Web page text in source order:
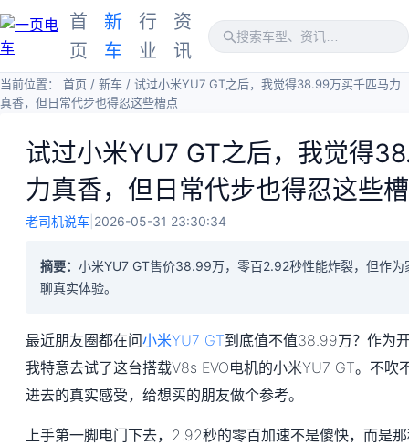
首
页
新
车
行
业
资
讯
当前位置： 首页 / 新车 / 试过小米YU7 GT之后，我觉得38.99万买千匹马力
真香，但日常代步也得忍这些槽点
试过小米YU7 GT之后，我觉得
力真香，但日常代步也得忍这些
老司机说车 2026-05-31 23:30:34
摘要： 小米YU7 GT售价38.99万，零百2.92秒性能炸裂，但作为
聊真实体验。
最近朋友圈都在问小米YU7 GT到底值不值38.99万？作为
我特意去试了这台搭载V8s EVO电机的小米YU7 GT。不吹
进去的真实感受，给想买的朋友做个参考。
上手第一脚电门下去，2.92秒的零百加速不是傻快，而是